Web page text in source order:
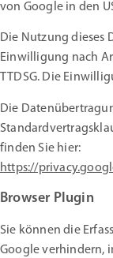
von Google in den
Die Nutzung dieses
Einwilligung nach
TTDSG. Die
Die
finden Sie hier:
https://
Browser Plugin
Sie können die
Google verhindern,